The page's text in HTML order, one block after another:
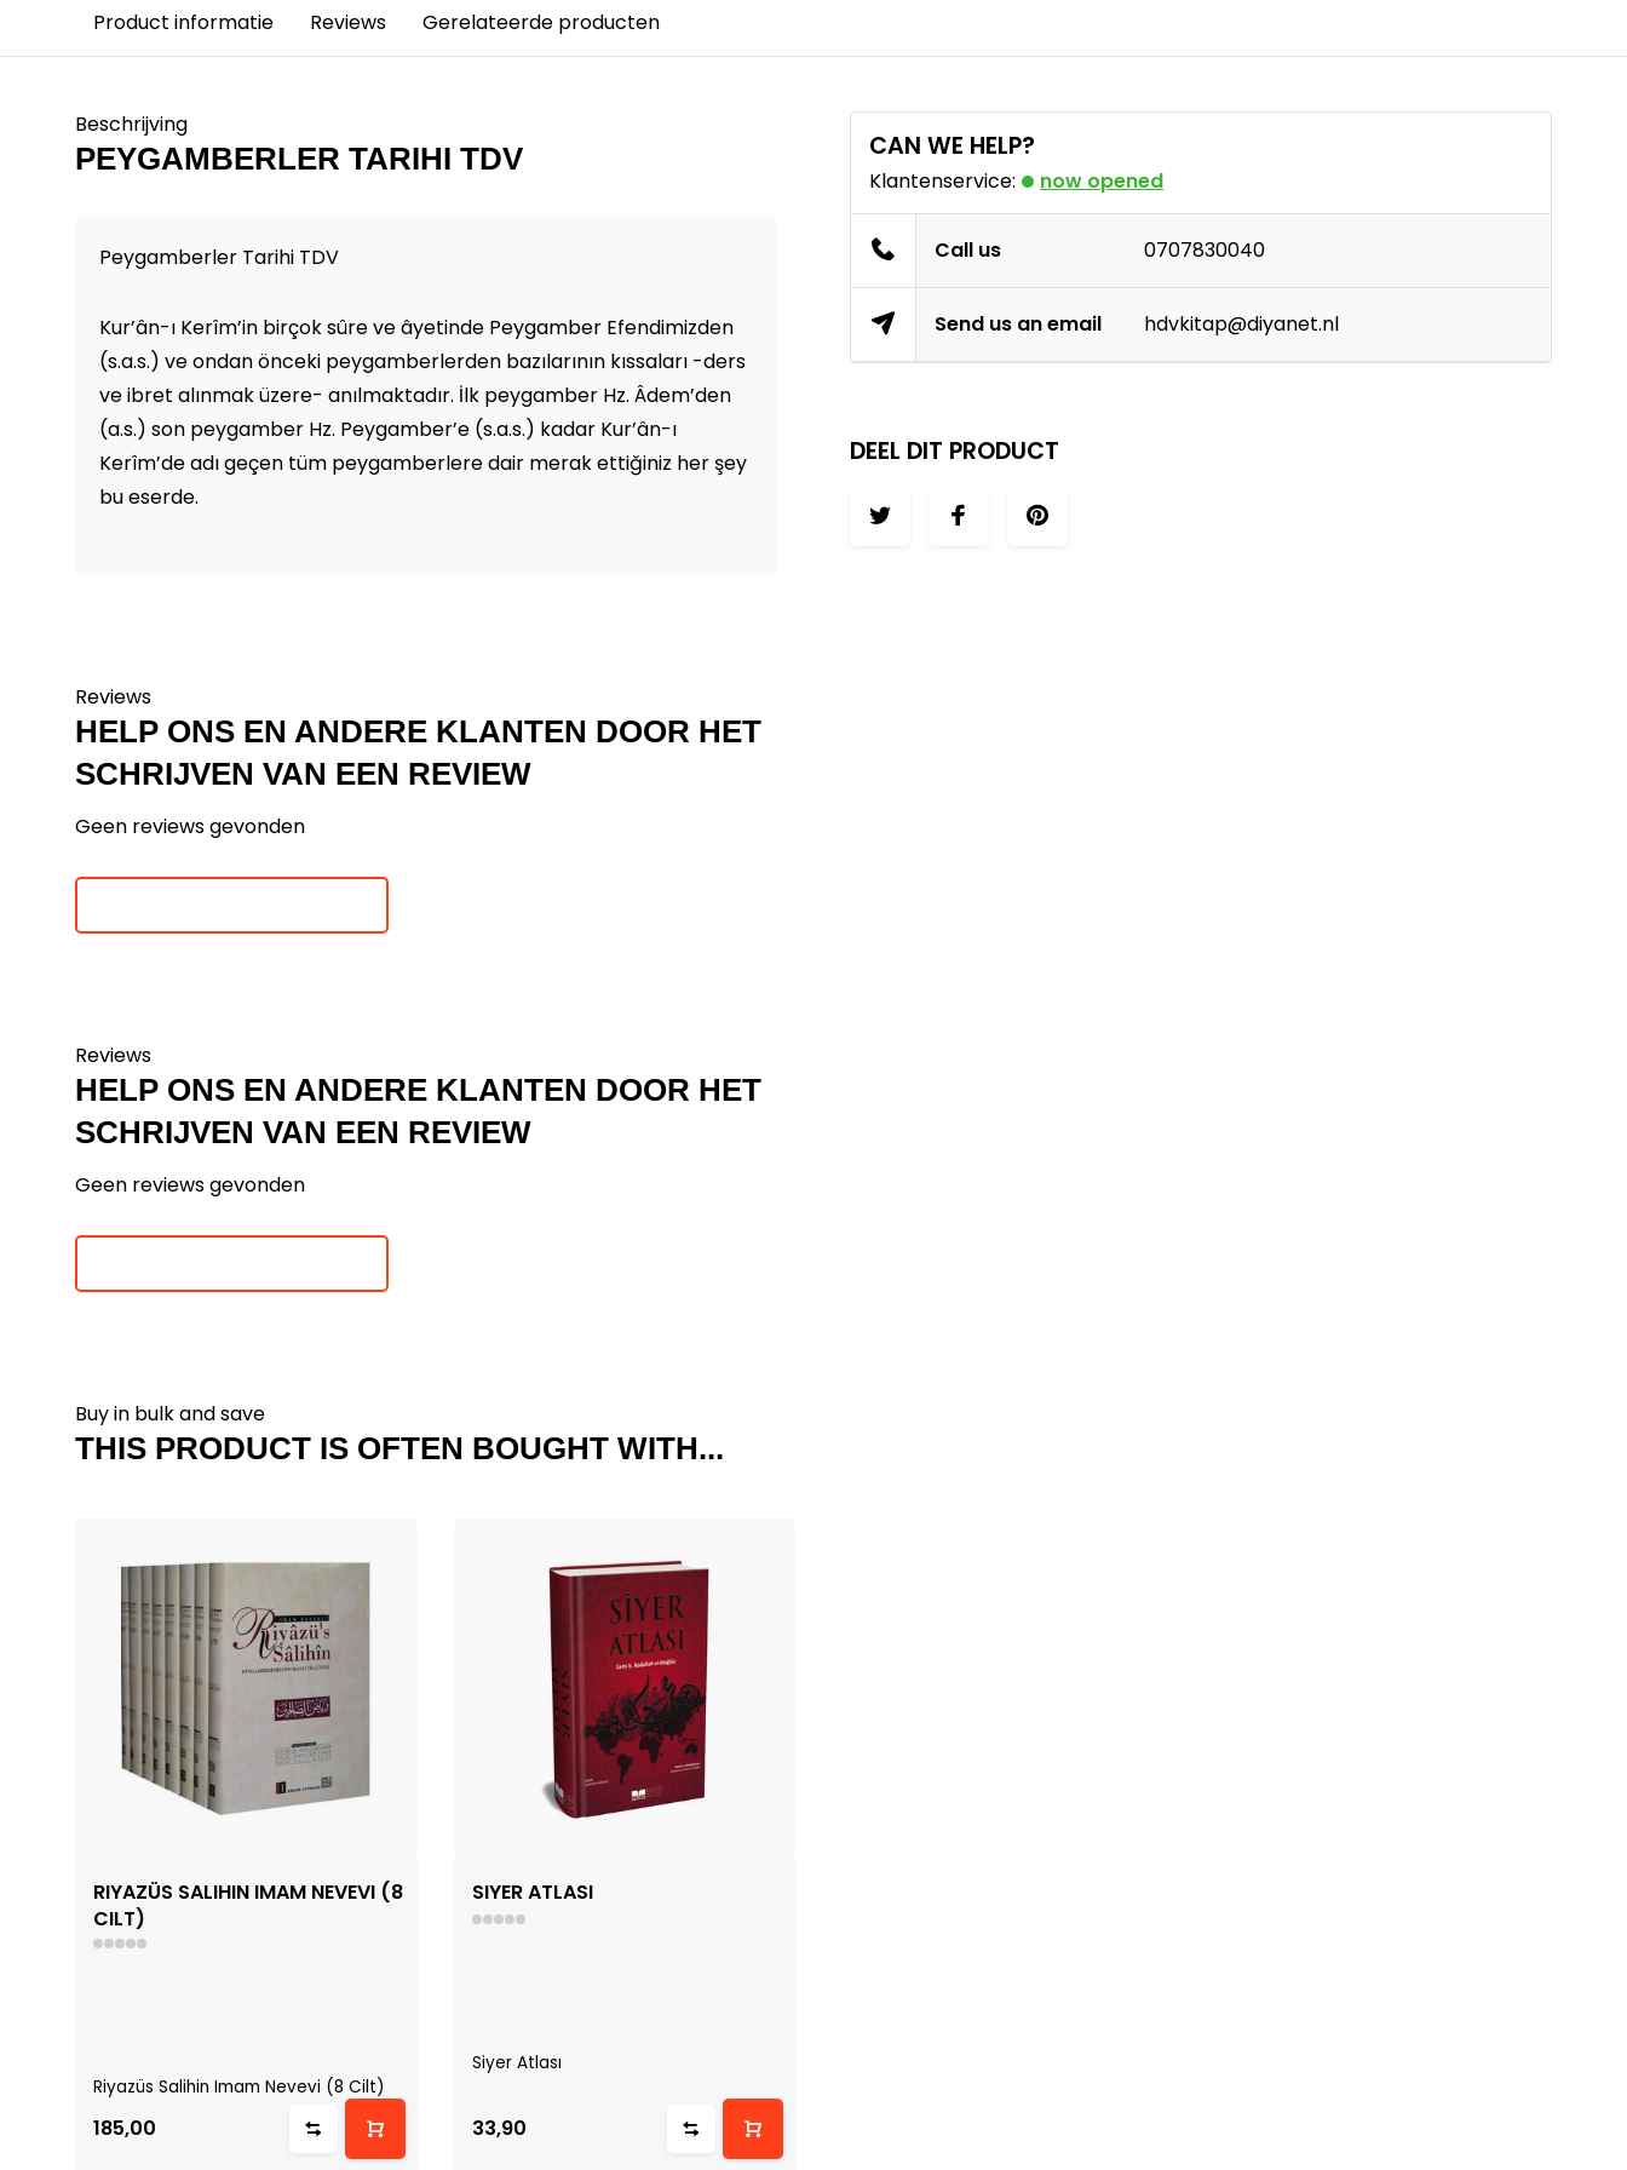
Product informatie Reviews Gerelateerde producten
Beschrijving
PEYGAMBERLER TARIHI TDV
Peygamberler Tarihi TDV
Kur’ân-ı Kerîm’in birçok sûre ve âyetinde Peygamber Efendimizden
(s.a.s.) ve ondan önceki peygamberlerden bazılarının kıssaları -ders
ve ibret alınmak üzere- anılmaktadır. İlk peygamber Hz. Âdem’den
(a.s.) son peygamber Hz. Peygamber’e (s.a.s.) kadar Kur’ân-ı
Kerîm’de adı geçen tüm peygamberlere dair merak ettiğiniz her şey
bu eserde.
CAN WE HELP?
Klantenservice: now opened
Call us 0707830040
Send us an email hdvkitap@diyanet.nl
DEEL DIT PRODUCT
Reviews
HELP ONS EN ANDERE KLANTEN DOOR HET
SCHRIJVEN VAN EEN REVIEW
Geen reviews gevonden
Reviews
HELP ONS EN ANDERE KLANTEN DOOR HET
SCHRIJVEN VAN EEN REVIEW
Geen reviews gevonden
Buy in bulk and save
THIS PRODUCT IS OFTEN BOUGHT WITH...
RIYAZÜS SALIHIN IMAM NEVEVI (8
CILT)
Riyazüs Salihin Imam Nevevi (8 Cilt)
185,00
SIYER ATLASI
Siyer Atlası
33,90